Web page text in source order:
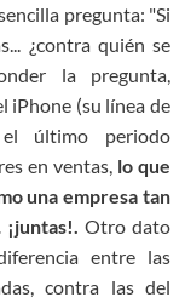
pregunta: "Si
¿contra quién se
la pregunta,
iPhone (su línea de
último periodo
en ventas, lo que
una empresa tan
¡juntas!.Otro dato
entre las
contra las del